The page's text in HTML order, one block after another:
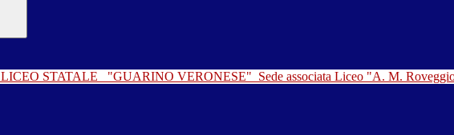
LICEO STATALE "GUARINO VERONESE" Sede associata Liceo "A. M.